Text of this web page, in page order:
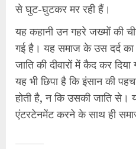
से घुट-घुटकर मर रही हैं।
यह कहानी उन गहरे जख्मों की
गई है। यह समाज के उस दर्द का
जाति की दीवारों में कैद कर
यह भी छिपा है कि इंसान की
होती है, न कि उसकी जाति
एंटरटेनमेंट करने के साथ ही